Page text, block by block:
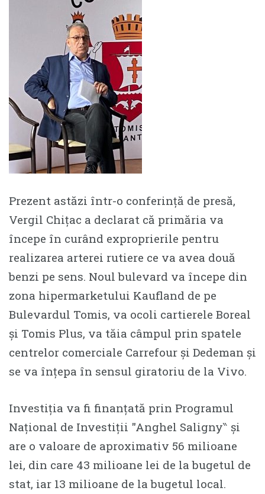
Prezent astăzi într-o conferință de presă,
Vergil Chițac a declarat că primăria va
începe în curând exproprierile pentru
realizarea arterei rutiere ce va avea două
benzi pe sens. Noul bulevard va începe din
zona hipermarketului Kaufland de pe
Bulevardul Tomis, va ocoli cartierele Boreal
și Tomis Plus, va tăia câmpul prin spatele
centrelor comerciale Carrefour și Dedeman și
se va înțepa în sensul giratoriu de la Vivo.
Investiția va fi finanțată prin Programul
Național de Investiții ″Anghel Saligny‶ și
are o valoare de aproximativ 56 milioane
lei, din care 43 milioane lei de la bugetul de
stat, iar 13 milioane de la bugetul local.